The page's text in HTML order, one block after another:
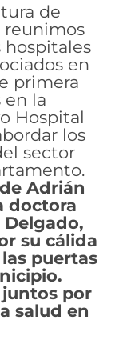
de
reunimos
hospitales
en
primera
en la
Hospital
los
sector
Adrián
doctora
Delgado,
su cálida
puertas
juntos por
salud en